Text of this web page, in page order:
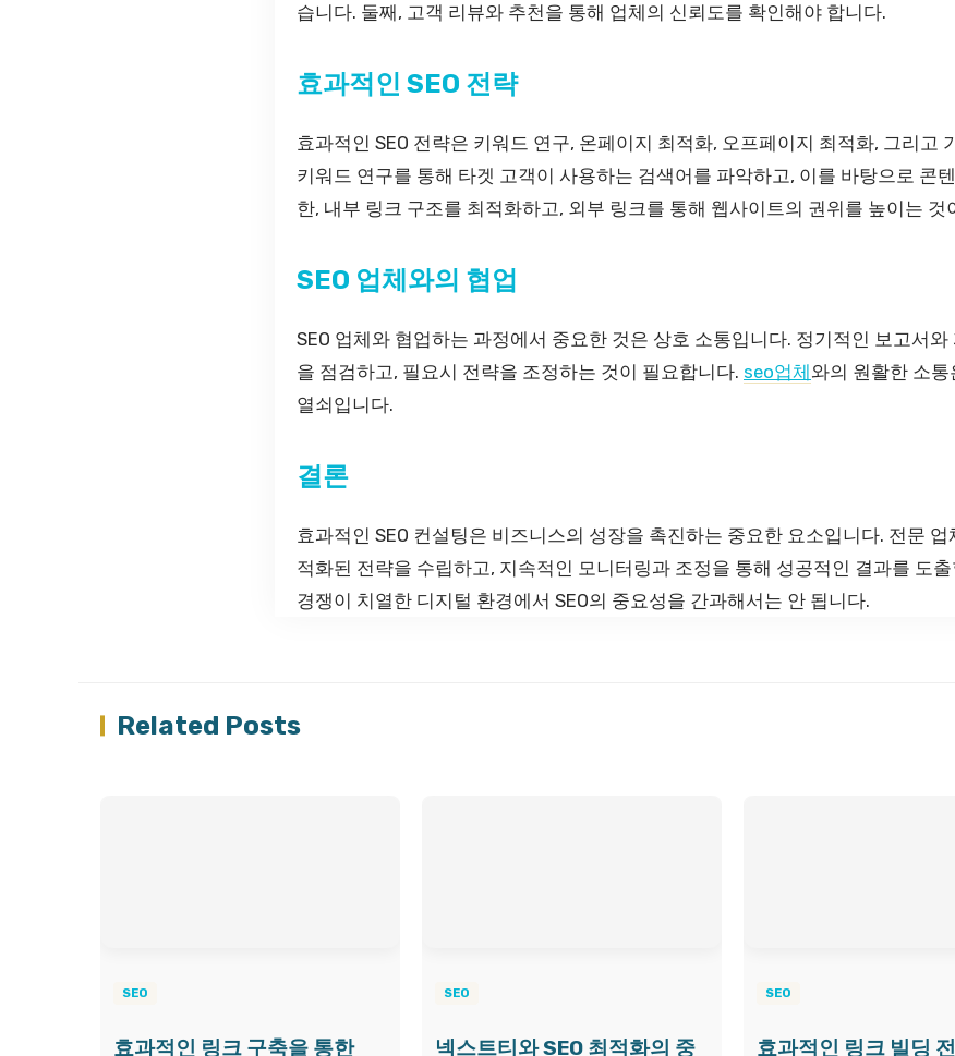
습니다. 둘째, 고객 리뷰와 추천을 통해 업체의 신뢰도를 확인해야 합니다.
효과적인 SEO 전략
효과적인 SEO 전략은 키워드 연구, 온페이지 최적화, 오프페이지 최적화, 그리고
키워드 연구를 통해 타겟 고객이 사용하는 검색어를 파악하고, 이를 바탕으로 콘
한, 내부 링크 구조를 최적화하고, 외부 링크를 통해 웹사이트의 권위를 높이는 것
SEO 업체와의 협업
SEO 업체와 협업하는 과정에서 중요한 것은 상호 소통입니다. 정기적인 보고서
을 점검하고, 필요시 전략을 조정하는 것이 필요합니다. seo업체와의 원활한 소통
열쇠입니다.
결론
효과적인 SEO 컨설팅은 비즈니스의 성장을 촉진하는 중요한 요소입니다. 전문
적화된 전략을 수립하고, 지속적인 모니터링과 조정을 통해 성공적인 결과를 도
경쟁이 치열한 디지털 환경에서 SEO의 중요성을 간과해서는 안 됩니다.
Related Posts
SEO
효과적인 링크 구축을 통한
SEO
넥스트티와 SEO 최적화의 중
SEO
효과적인 링크 빌딩